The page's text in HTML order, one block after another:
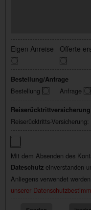
Eigen Anreise Offerte
Bestellung/Anfrage
Bestellung Anfrage
Reiserücktrittversicherung
Reiserücktritts-Versicherung:
Mit dem Absenden des
Dateschutzeinverstanden
Anliegens verwendet werden.
unserer